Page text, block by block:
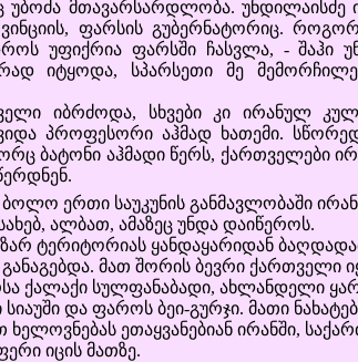
მთავარსარდლობა. უნდილაისძე
ფარსის გუბერნატორიც. როგორც
უფიქრია ფარსში ჩასვლა, - შაჰი
იტყოდა, სპარსეთი მე
სხვები კი ირანულ
პროფესორი აჰმად ხათემი. სწორედ
ბატონი აჰმადი წერს, ქართველები
ერთი საუკუნის განმავლობაში
ალბათ, ამაზეც უნდა დაიწეროს.
ტერიტორიას ყანდაყარიდან
მათ შორის ბევრი ქართველი
ქალაქი სულფანაბადი, ახლანდელი
და ფაროს ბეი-გურჯი. მათი
ეთაყვანებიან ირანში,
იცის მათზე.